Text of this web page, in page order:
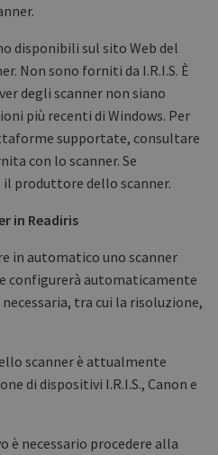
disponibili sul sito Web del
Non sono forniti da I.R.I.S. È
degli scanner non siano
più recenti di Windows. Per
supportate, consultare
con lo scanner. Se
produttore dello scanner.
in Readiris
in automatico uno scanner
configurerà automaticamente
tra cui la risoluzione,
scanner è attualmente
di dispositivi I.R.I.S., Canon e
è necessario procedere alla